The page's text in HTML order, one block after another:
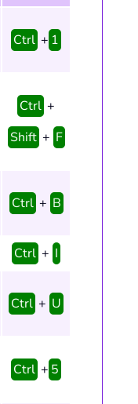
Ctrl + 1
Ctrl +
Shift + F
Ctrl + B
Ctrl + I
Ctrl + U
Ctrl + 5